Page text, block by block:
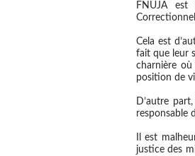
FNUJA
Cela est
fait que leur
charnière
position de
D’autre
responsable
Il est
justice des